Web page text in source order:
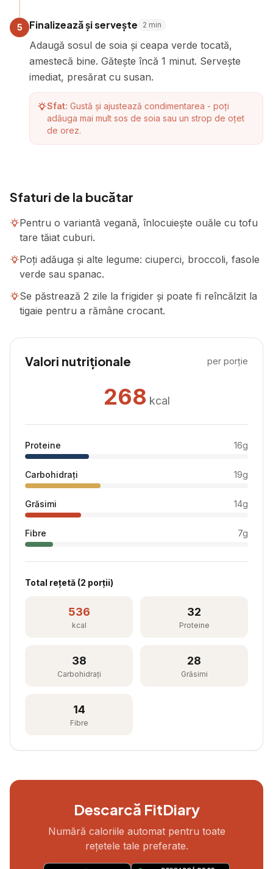
5 Finalizează și servește 2 min
Adaugă sosul de soia și ceapa verde tocată,
amestecă bine. Gătește încă 1 minut. Servește
imediat, presărat cu susan.
Sfat: Gustă și ajustează condimentarea - poți
adăuga mai mult sos de soia sau un strop de oțet
de orez.
Sfaturi de la bucătar
Pentru o variantă vegană, înlocuiește ouăle cu tofu
tare tăiat cuburi.
Poți adăuga și alte legume: ciuperci, broccoli, fasole
verde sau spanac.
Se păstrează 2 zile la frigider și poate fi reîncălzit la
tigaie pentru a rămâne crocant.
Valori nutriționale per porție
268 kcal
Proteine 16g
Carbohidrați 19g
Grăsimi 14g
Fibre 7g
Total rețetă (2 porții)
536
kcal
32
Proteine
38
Carbohidrați
28
Grăsimi
14
Fibre
Descarcă FitDiary
Numără caloriile automat pentru toate
rețetele tale preferate.